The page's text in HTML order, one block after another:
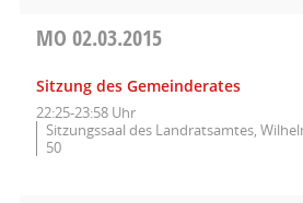
MO 02.03.2015
Sitzung des Gemeinderates
22:25-23:58 Uhr
Sitzungssaal des Landratsamtes,
50